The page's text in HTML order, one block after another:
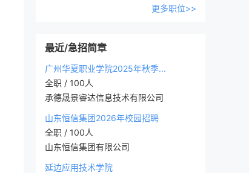
更多职位>>
最近/急招简章
广州华夏职业学院2025年秋季...
全职 / 100人
承德晟景睿达信息技术有限公司
山东恒信集团2026年校园招聘
全职 / 100人
山东恒信集团有限公司
延边应用技术学院